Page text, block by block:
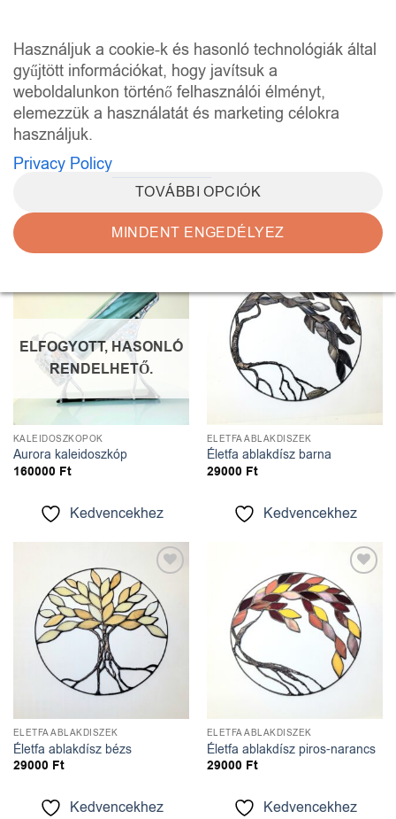
Használjuk a cookie-k és hasonló technológiák által
gyűjtött információkat, hogy javítsuk a
weboldalunkon történő felhasználói élményt,
elemezzük a használatát és marketing célokra
használjuk.
Privacy Policy
TOVÁBBI OPCIÓK
MINDENT ENGEDÉLYEZ
content
KEZDŐLAP / “EGYEDI ÜVEGDEKORÁCIÓ”
CÍMKÉVEL RENDELKEZŐ TERMÉKEK
Kedvencekhez
ELFOGYOTT, HASONLÓ
RENDELHETŐ.
KALEIDOSZKÓPOK
Aurora kaleidoszkóp
160000 Ft
Kedvencekhez
Kedvencekhez
ÉLETFA ABLAKDÍSZEK
Életfa ablakdísz barna
29000 Ft
Kedvencekhez
Kedvencekhez
ÉLETFA ABLAKDÍSZEK
Életfa ablakdísz bézs
29000 Ft
Kedvencekhez
Kedvencekhez
ÉLETFA ABLAKDÍSZEK
Életfa ablakdísz piros-narancs
29000 Ft
Kedvencekhez